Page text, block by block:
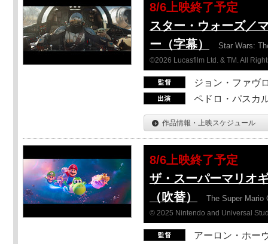
8/6上映終了予定
スター・ウォーズ／
ー（字幕）
Star Wars:
©2026 Lucasfilm Ltd. & TM. All
ジョン・ファヴ
ペドロ・パスカ
作品情報・上映スケジュール
8/6上映終了予定
ザ・スーパーマリオ
（吹替）
The Super Mario
© 2025 Nintendo and Universal
アーロン・ホー